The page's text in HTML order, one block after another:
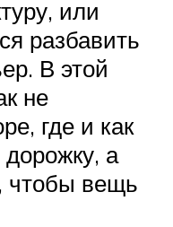
или
разбавить
В этой
не
где и как
а
чтобы вещь